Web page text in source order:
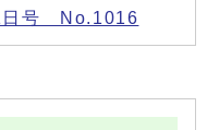
日号 No.1016